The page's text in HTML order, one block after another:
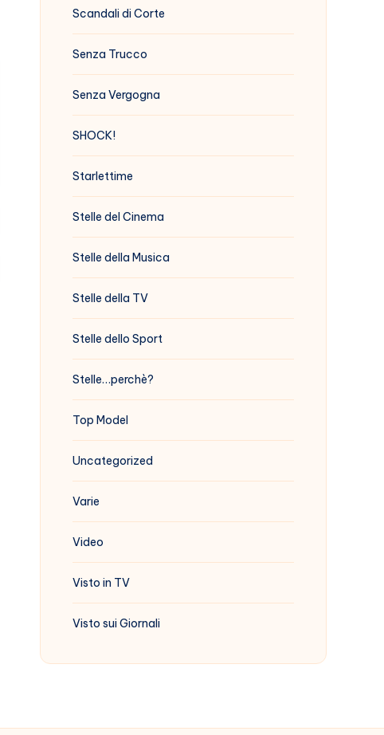
Scandali di Corte
Senza Trucco
Senza Vergogna
SHOCK!
Starlettime
Stelle del Cinema
Stelle della Musica
Stelle della TV
Stelle dello Sport
Stelle…perchè?
Top Model
Uncategorized
Varie
Video
Visto in TV
Visto sui Giornali